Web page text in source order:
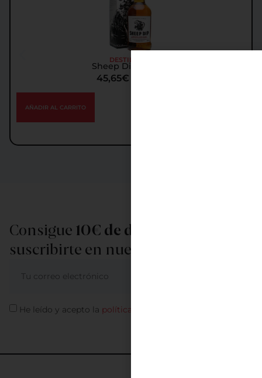
DESTILADOS
Sheep Dip Whisky
45,65€
AÑADIR AL CARRITO
Consigue 10€ de descuento
suscribirte en nuestra newsletter
He leído y acepto la política de privacidad